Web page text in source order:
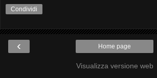
Condividi
‹ Home page
Visualizza versione web